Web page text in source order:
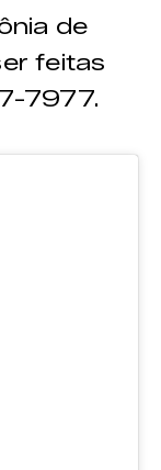
de
feitas
7977.